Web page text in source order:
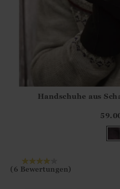
??
Handschuhe aus
(6 Bewertungen)